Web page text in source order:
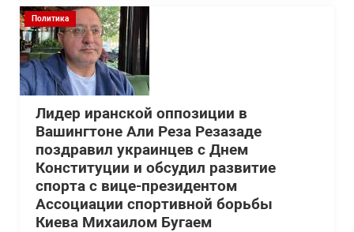
Политика
Лидер иранской оппозиции в
Вашингтоне Али Реза Резазаде
поздравил украинцев с Днем
Конституции и обсудил развитие
спорта с вице-президентом
Ассоциации спортивной борьбы
Киева Михаилом Бугаем